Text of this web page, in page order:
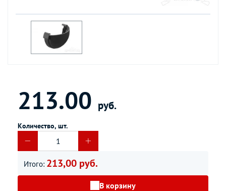
213.00 руб.
Количество, шт.
Итого: 213,00 руб.
В корзину